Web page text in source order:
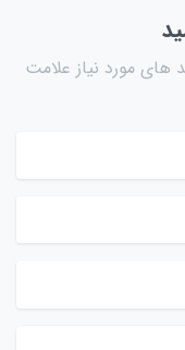
های مورد نیاز علامت